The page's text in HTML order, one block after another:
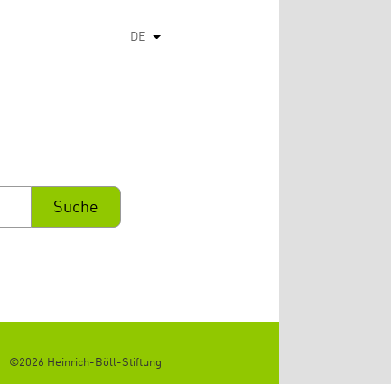
DE Weitere Aktionen auflisten
©2026 Heinrich-Böll-Stiftung